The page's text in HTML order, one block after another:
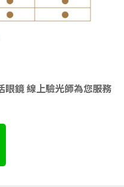
眼鏡 線上驗光師為您服務